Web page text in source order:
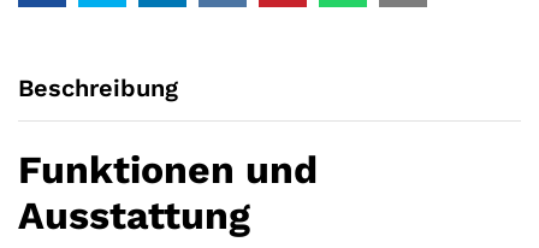
Beschreibung
Funktionen und
Ausstattung